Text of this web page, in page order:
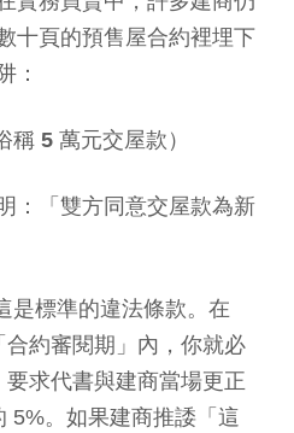
十頁的預售屋合約裡埋下
：
5 萬元交屋款）
：「雙方同意交屋款為新
是標準的違法條款。在
合約審閱期」內，你就必
要求代書與建商當場更正
5%。如果建商推諉「這